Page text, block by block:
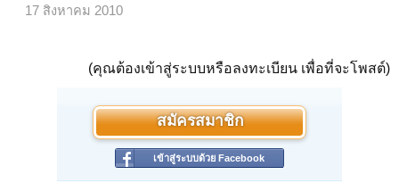
17 สิงหาคม 2010
(คุณต้องเข้าสู่ระบบหรือลงทะเบียน เพื่อที่จะโพสต์)
สมัครสมาชิก
เข้าสู่ระบบด้วย Facebook